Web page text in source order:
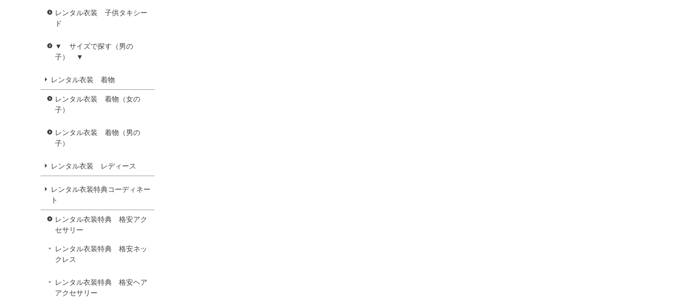
レンタル衣装 子供タキシー
ド
▼ サイズで探す（男の
子） ▼
レンタル衣装 着物
レンタル衣装 着物（女の
子）
レンタル衣装 着物（男の
子）
レンタル衣装 レディース
レンタル衣装特典コーディネー
ト
レンタル衣装特典 格安アク
セサリー
レンタル衣装特典 格安ネッ
クレス
レンタル衣装特典 格安ヘア
アクセサリー